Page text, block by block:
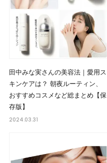
田中みな実さんの美容法｜愛用ス
キンケアは？ 朝夜ルーティン、
おすすめコスメなど総まとめ【保
存版】
2024.03.31